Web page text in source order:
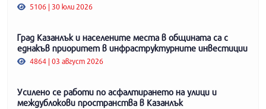
5106 | 30 юли 2026
Град Казанлък и населените места в общината са с
еднакъв приоритет в инфраструктурните инвестиции
4864 | 03 август 2026
Усилено се работи по асфалтирането на улици и
междублокови пространства в Казанлък